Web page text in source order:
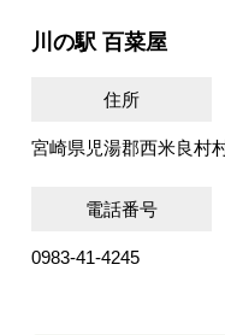
川の駅 百菜屋
住所
宮崎県児湯郡西米良村
電話番号
0983-41-4245